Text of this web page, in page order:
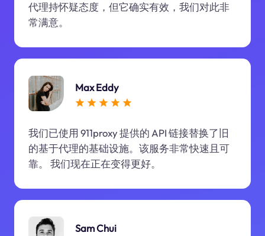
代理持怀疑态度，但它确实有效，我们对此非
常满意。
Max Eddy
我们已使用 911proxy 提供的 API 链接替换了旧
的基于代理的基础设施。该服务非常快速且可
靠。 我们现在正在变得更好。
Sam Chui